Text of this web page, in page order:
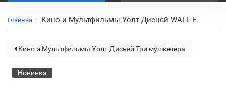
Главная Кино и Мультфильмы Уолт Дисней WALL-E
Кино и Мультфильмы Уолт Дисней Три мушкетера
Новинка